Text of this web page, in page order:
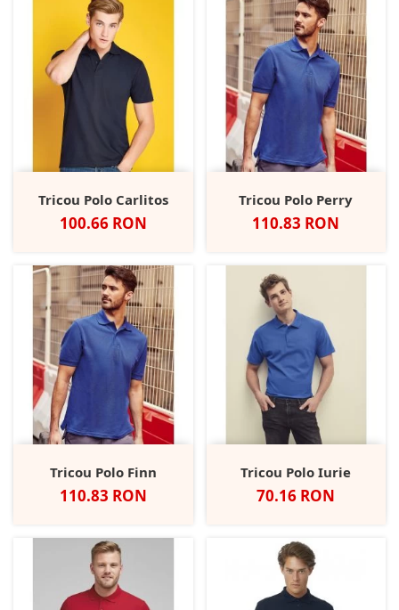
Tricou Polo Carlitos
Pret
100.66 RON
Tricou Polo Perry
Pret
110.83 RON
Tricou Polo Finn
Pret
110.83 RON
Tricou Polo Iurie
Pret
70.16 RON